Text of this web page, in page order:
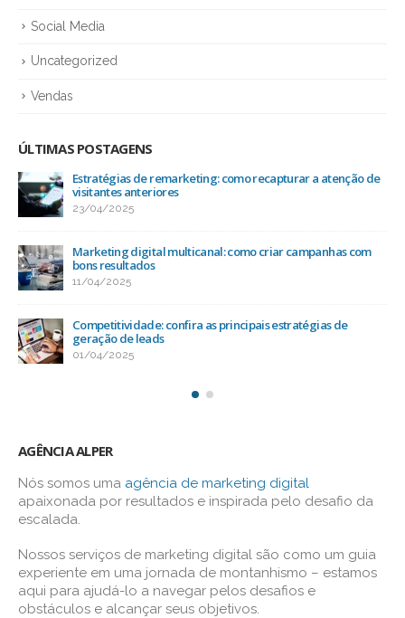
Social Media
Uncategorized
Vendas
ÚLTIMAS POSTAGENS
Estratégias de remarketing: como recapturar a atenção de
visitantes anteriores
23/04/2025
Marketing digital multicanal: como criar campanhas com
bons resultados
11/04/2025
Competitividade: confira as principais estratégias de
geração de leads
01/04/2025
AGÊNCIA ALPER
Nós somos uma agência de marketing digital
apaixonada por resultados e inspirada pelo desafio da
escalada.
Nossos serviços de marketing digital são como um guia
experiente em uma jornada de montanhismo – estamos
aqui para ajudá-lo a navegar pelos desafios e
obstáculos e alcançar seus objetivos.